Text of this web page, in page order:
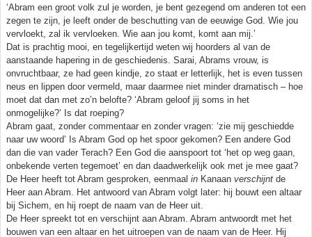
‘Abram een groot volk zul je worden, je bent gezegend om anderen tot een
zegen te zijn, je leeft onder de beschutting van de eeuwige God. Wie jou
vervloekt, zal ik vervloeken. Wie aan jou komt, komt aan mij.’
Dat is prachtig mooi, en tegelijkertijd weten wij hoorders al van de
aanstaande hapering in de geschiedenis. Sarai, Abrams vrouw, is
onvruchtbaar, ze had geen kindje, zo staat er letterlijk, het is even tussen
neus en lippen door vermeld, maar daarmee niet minder dramatisch – hoe
moet dat dan met zo’n belofte? ‘Abram geloof jij soms in het
onmogelijke?’ Is dat roeping?
Abram gaat, zonder commentaar en zonder vragen: ‘zie mij geschiedde
naar uw woord’ Is Abram God op het spoor gekomen? Een andere God
dan die van vader Terach? Een God die aanspoort tot ‘het op weg gaan,
onbekende verten tegemoet’ en dan daadwerkelijk ook met je mee gaat?
De Heer heeft tot Abram gesproken, eenmaal in Kanaan verschijnt de
Heer aan Abram. Het antwoord van Abram volgt later: hij bouwt een altaar
bij Sichem, en hij roept de naam van de Heer uit.
De Heer spreekt tot en verschijnt aan Abram. Abram antwoordt met het
bouwen van een altaar en het uitroepen van de naam van de Heer. Hij